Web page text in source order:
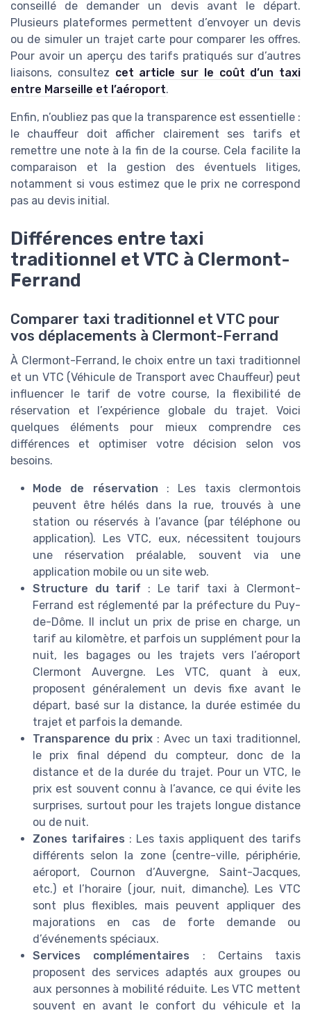
conseillé de demander un devis avant le départ.
Plusieurs plateformes permettent d’envoyer un devis
ou de simuler un trajet carte pour comparer les offres.
Pour avoir un aperçu des tarifs pratiqués sur d’autres
liaisons, consultez cet article sur le coût d’un taxi
entre Marseille et l’aéroport.
Enfin, n’oubliez pas que la transparence est essentielle :
le chauffeur doit afficher clairement ses tarifs et
remettre une note à la fin de la course. Cela facilite la
comparaison et la gestion des éventuels litiges,
notamment si vous estimez que le prix ne correspond
pas au devis initial.
Différences entre taxi
traditionnel et VTC à Clermont-
Ferrand
Comparer taxi traditionnel et VTC pour
vos déplacements à Clermont-Ferrand
À Clermont-Ferrand, le choix entre un taxi traditionnel
et un VTC (Véhicule de Transport avec Chauffeur) peut
influencer le tarif de votre course, la flexibilité de
réservation et l’expérience globale du trajet. Voici
quelques éléments pour mieux comprendre ces
différences et optimiser votre décision selon vos
besoins.
Mode de réservation : Les taxis clermontois
peuvent être hélés dans la rue, trouvés à une
station ou réservés à l’avance (par téléphone ou
application). Les VTC, eux, nécessitent toujours
une réservation préalable, souvent via une
application mobile ou un site web.
Structure du tarif : Le tarif taxi à Clermont-
Ferrand est réglementé par la préfecture du Puy-
de-Dôme. Il inclut un prix de prise en charge, un
tarif au kilomètre, et parfois un supplément pour la
nuit, les bagages ou les trajets vers l’aéroport
Clermont Auvergne. Les VTC, quant à eux,
proposent généralement un devis fixe avant le
départ, basé sur la distance, la durée estimée du
trajet et parfois la demande.
Transparence du prix : Avec un taxi traditionnel,
le prix final dépend du compteur, donc de la
distance et de la durée du trajet. Pour un VTC, le
prix est souvent connu à l’avance, ce qui évite les
surprises, surtout pour les trajets longue distance
ou de nuit.
Zones tarifaires : Les taxis appliquent des tarifs
différents selon la zone (centre-ville, périphérie,
aéroport, Cournon d’Auvergne, Saint-Jacques,
etc.) et l’horaire (jour, nuit, dimanche). Les VTC
sont plus flexibles, mais peuvent appliquer des
majorations en cas de forte demande ou
d’événements spéciaux.
Services complémentaires : Certains taxis
proposent des services adaptés aux groupes ou
aux personnes à mobilité réduite. Les VTC mettent
souvent en avant le confort du véhicule et la